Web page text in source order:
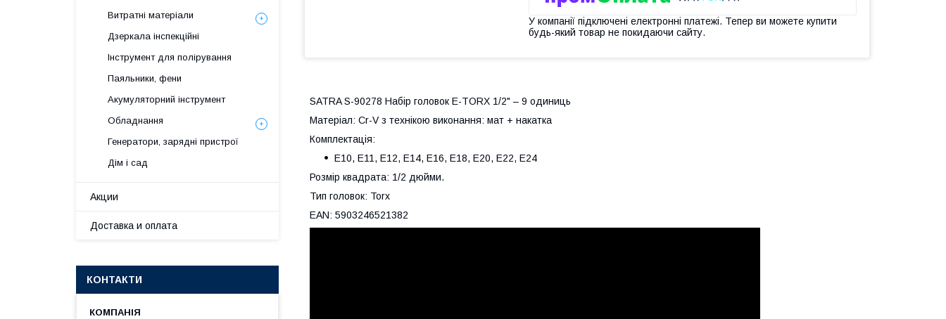
У компанії підключені електронні платежі. Тепер ви можете купити
будь-який товар не покидаючи сайту.
SATRA S-90278 Набір головок E-TORX 1/2" – 9 одиниць
Матеріал: Cr-V з технікою виконання: мат + накатка
Комплектація:
E10, E11, E12, E14, E16, E18, E20, E22, E24
Розмір квадрата: 1/2 дюйми.
Тип головок: Torx
EAN: 5903246521382
Витратні матеріали
Дзеркала інспекційні
Інструмент для полірування
Паяльники, фени
Акумуляторний інструмент
Обладнання
Генератори, зарядні пристрої
Дім і сад
Акции
Доставка и оплата
КОНТАКТИ